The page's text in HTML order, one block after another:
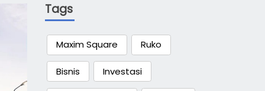
Tags
Maxim Square Ruko
Bisnis Investasi